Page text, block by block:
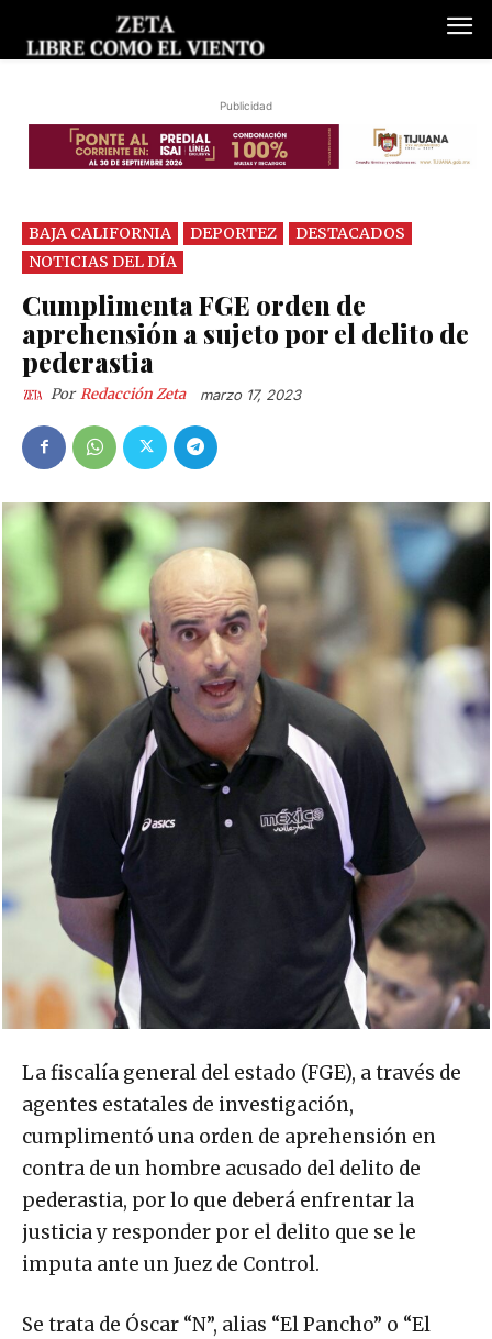
Publicidad
BAJA CALIFORNIA DEPORTEZ
DESTACADOS
NOTICIAS DEL DÍA
Cumplimenta FGE orden de
aprehensión a sujeto por el delito de
pederastia
Por Redacción Zeta marzo 17, 2023
La fiscalía general del estado (FGE), a través de
agentes estatales de investigación,
cumplimentó una orden de aprehensión en
contra de un hombre acusado del delito de
pederastia, por lo que deberá enfrentar la
justicia y responder por el delito que se le
imputa ante un Juez de Control.
Se trata de Óscar “N”, alias “El Pancho” o “El